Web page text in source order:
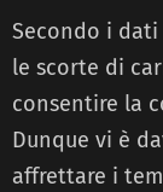
Secondo i
le scorte di
consentire la
Dunque vi è
affrettare i